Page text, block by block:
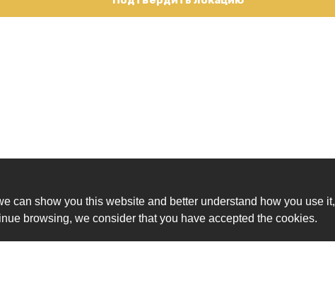
can show you this website and better understand how you use it,
browsing, we consider that you have accepted the cookies.